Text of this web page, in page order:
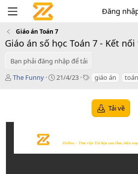
Đăng
Giáo án Toán 7
Giáo án số học Toán 7 - Kết
Bạn phải đăng nhập để tải
T
ả
The Funny
C
21/4/23
T
s
giáo án
Tải về